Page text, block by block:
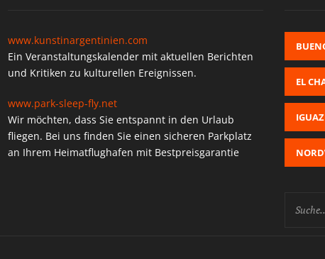
www.kunstinargentinien.com
Ein Veranstaltungskalender mit aktuellen Berichten
und Kritiken zu kulturellen Ereignissen.
www.park-sleep-fly.net
Wir möchten, dass Sie entspannt in den Urlaub
fliegen. Bei uns finden Sie einen sicheren Parkplatz
an Ihrem Heimatflughafen mit Bestpreisgarantie
EL